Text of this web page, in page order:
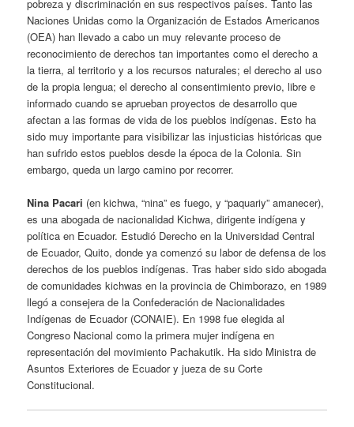
pobreza y discriminación en sus respectivos países. Tanto las
Naciones Unidas como la Organización de Estados Americanos
(OEA) han llevado a cabo un muy relevante proceso de
reconocimiento de derechos tan importantes como el derecho a
la tierra, al territorio y a los recursos naturales; el derecho al uso
de la propia lengua; el derecho al consentimiento previo, libre e
informado cuando se aprueban proyectos de desarrollo que
afectan a las formas de vida de los pueblos indígenas. Esto ha
sido muy importante para visibilizar las injusticias históricas que
han sufrido estos pueblos desde la época de la Colonia. Sin
embargo, queda un largo camino por recorrer.
Nina Pacari (en kichwa, “nina” es fuego, y “paquariy” amanecer),
es una abogada de nacionalidad Kichwa, dirigente indígena y
política en Ecuador. Estudió Derecho en la Universidad Central
de Ecuador, Quito, donde ya comenzó su labor de defensa de los
derechos de los pueblos indígenas. Tras haber sido sido abogada
de comunidades kichwas en la provincia de Chimborazo, en 1989
llegó a consejera de la Confederación de Nacionalidades
Indígenas de Ecuador (CONAIE). En 1998 fue elegida al
Congreso Nacional como la primera mujer indígena en
representación del movimiento Pachakutik. Ha sido Ministra de
Asuntos Exteriores de Ecuador y jueza de su Corte
Constitucional.